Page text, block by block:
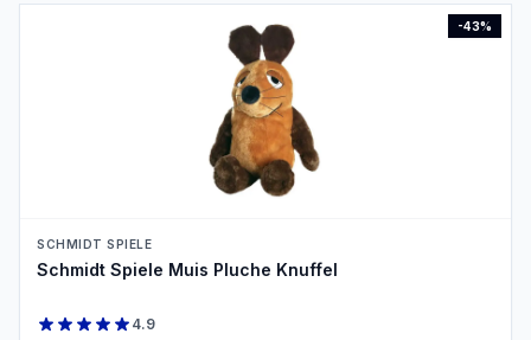
-43%
PRODUCTBEELD
SCHMIDT SPIELE
Schmidt Spiele Muis Pluche Knuffel
4.9